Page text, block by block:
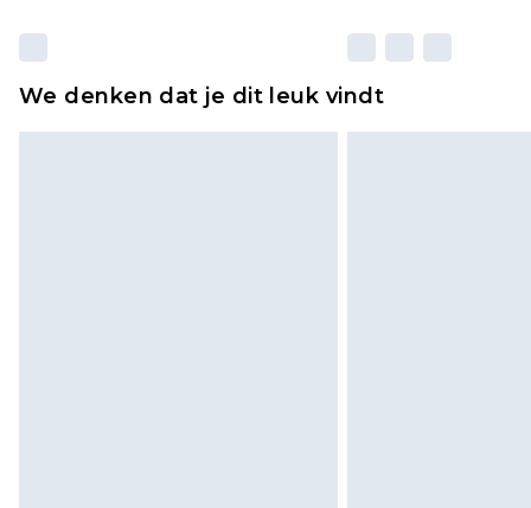
We denken dat je dit leuk vindt